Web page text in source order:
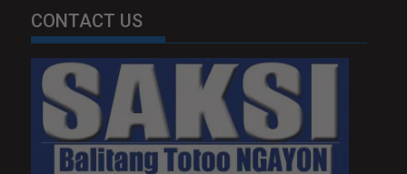
CONTACT US